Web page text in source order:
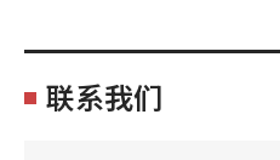
联系我们